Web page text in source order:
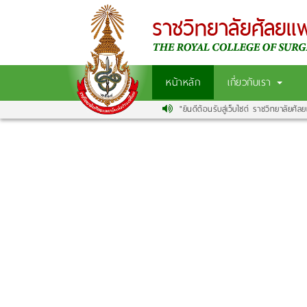
หน้าหลัก เกี่ยวกับเรา
"ยินดีต้อนรับสู่เว็บไซต์ ราชวิทยาลัยศัลย